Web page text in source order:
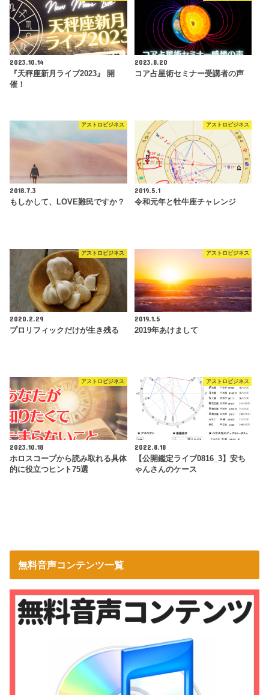
2023.10.14
『天秤座新月ライブ2023』 開
催！
2023.8.20
コア占星術セミナー受講者の声
アストロビジネス
2018.7.3
もしかして、LOVE難民ですか？
アストロビジネス
2019.5.1
令和元年と牡牛座チャレンジ
アストロビジネス
2020.2.29
プロリフィックだけが生き残る
アストロビジネス
2019.1.5
2019年あけまして
アストロビジネス
2023.10.18
ホロスコープから読み取れる具体
的に役立つヒント75選
アストロビジネス
2022.8.18
【公開鑑定ライブ0816_3】安ち
ゃんさんのケース
無料音声コンテンツ一覧